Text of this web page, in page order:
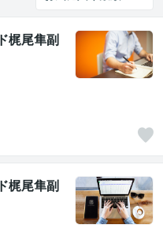
梶尾隼副
梶尾隼副